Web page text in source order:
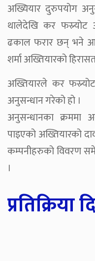
अख्यियार दुरुपयोग
थालेदेखि कर
ढकाल फरार छन् भने
शर्मा अख्तियारको
अख्तियारले कर
अनुसन्धान गरेको हो ।
अनुसन्धानका क्रममा
पाइएको अख्तियारको
कम्पनीहरुको विवरण
।
प्रतिक्रिया